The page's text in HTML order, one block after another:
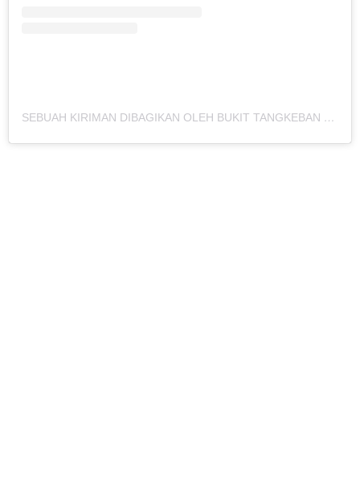
SEBUAH KIRIMAN DIBAGIKAN OLEH BUKIT TANGKEBAN NYALEMBENG (@BUKITTANGKEBAN)